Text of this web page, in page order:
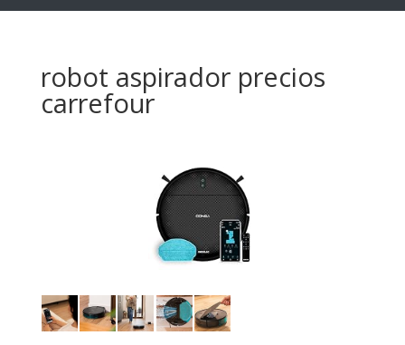
robot aspirador precios
carrefour